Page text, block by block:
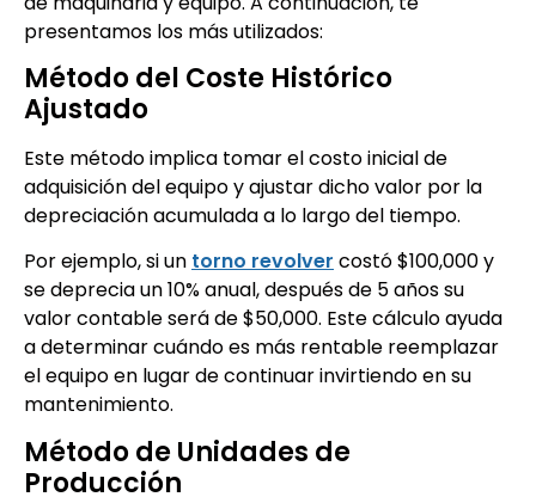
presentamos los más utilizados:
Método del Coste Histórico
Ajustado
Este método implica tomar el costo inicial de
adquisición del equipo y ajustar dicho valor por la
depreciación acumulada a lo largo del tiempo.
Por ejemplo, si un torno revolver costó $100,000 y
se deprecia un 10% anual, después de 5 años su
valor contable será de $50,000. Este cálculo ayuda
a determinar cuándo es más rentable reemplazar
el equipo en lugar de continuar invirtiendo en su
mantenimiento.
Método de Unidades de
Producción